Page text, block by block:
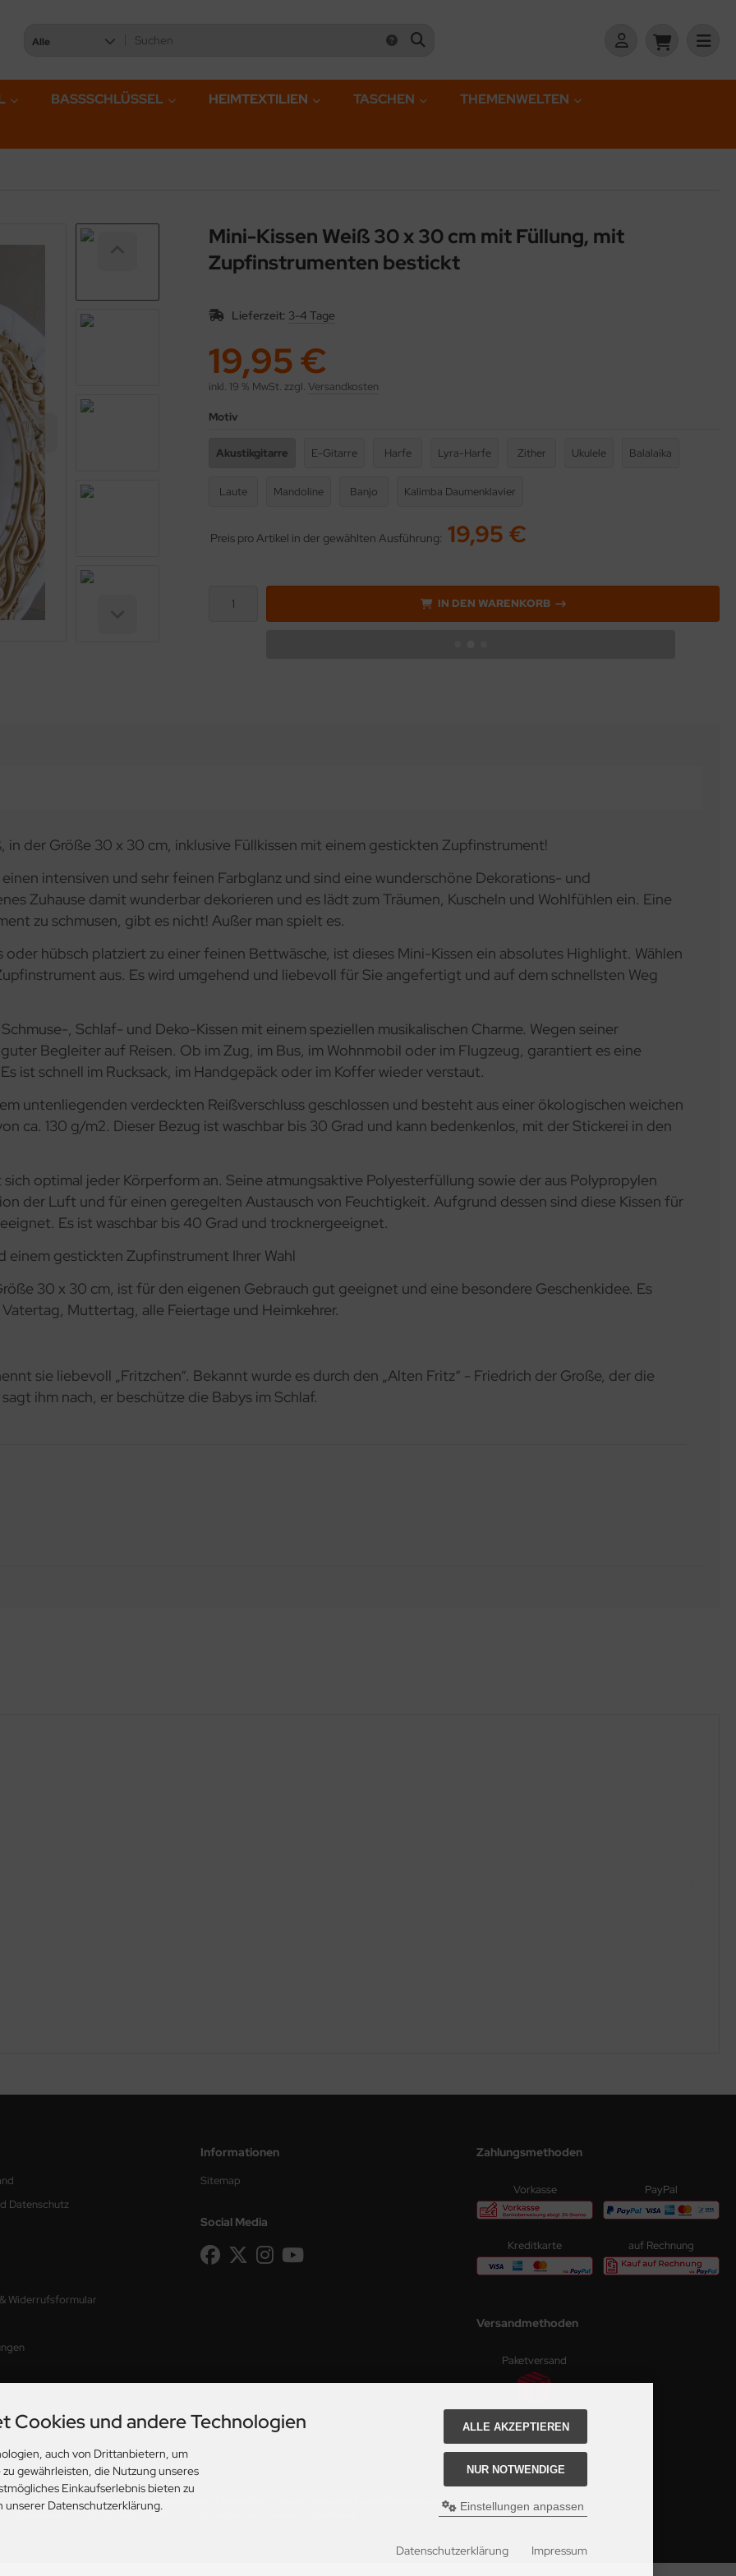
Alle
BASSSCHLÜSSEL HEIMTEXTILIEN TASCHEN
THEMENWELTEN
Mini-Kissen Weiß 30 x 30 cm mit Füllung, mit
Zupfinstrumenten bestickt
Lieferzeit: 3-4 Tage
19,95 €
inkl. 19 % MwSt. zzgl. Versandkosten
Motiv
Akustikgitarre E-Gitarre Harfe Lyra-Harfe Zither Ukulele Balalaika
Laute Mandoline Banjo Kalimba Daumenklavier
Preis pro Artikel in der gewählten Ausführung: 19,95 €
IN DEN WARENKORB
in der Größe 30 x 30 cm, inklusive Füllkissen mit einem gestickten Zupfinstrument!
intensiven und sehr feinen Farbglanz und sind eine wunderschöne Dekorations- und
Zuhause damit wunderbar dekorieren und es lädt zum Träumen, Kuscheln und Wohlfühlen ein. Eine
zu schmusen, gibt es nicht! Außer man spielt es.
hübsch platziert zu einer feinen Bettwäsche, ist dieses Mini-Kissen ein absolutes Highlight. Wählen
aus. Es wird umgehend und liebevoll für Sie angefertigt und auf dem schnellsten Weg
, Schlaf- und Deko-Kissen mit einem speziellen musikalischen Charme. Wegen seiner
Begleiter auf Reisen. Ob im Zug, im Bus, im Wohnmobil oder im Flugzeug, garantiert es eine
ist schnell im Rucksack, im Handgepäck oder im Koffer wieder verstaut.
untenliegenden verdeckten Reißverschluss geschlossen und besteht aus einer ökologischen weichen
ca. 130 g/m2. Dieser Bezug ist waschbar bis 30 Grad und kann bedenkenlos, mit der Stickerei in den
optimal jeder Körperform an. Seine atmungsaktive Polyesterfüllung sowie der aus Polypropylen
der Luft und für einen geregelten Austausch von Feuchtigkeit. Aufgrund dessen sind diese Kissen für
Es ist waschbar bis 40 Grad und trocknergeeignet.
gestickten Zupfinstrument Ihrer Wahl
30 x 30 cm, ist für den eigenen Gebrauch gut geeignet und eine besondere Geschenkidee. Es
Muttertag, alle Feiertage und Heimkehrer.
sie liebevoll „Fritzchen“. Bekannt wurde es durch den „Alten Fritz“ - Friedrich der Große, der die
ihm nach, er beschütze die Babys im Schlaf.
Datenschutz
Widerrufsformular
Informationen
Sitemap
Social Media
Zahlungsmethoden
Vorkasse PayPal
Kreditkarte auf Rechnung
Versandmethoden
Paketversand
MwSt. zzgl. Versandkosten
. Die durchgestrichenen Preise entsprechen dem bisherigen Preis bei Musikdeko4u.
Musikdeko4u © 2026 | Template © 2009-2026 by modified eCommerce Shopsoftware
Cookies und andere Technologien
auch von Drittanbietern, um
gewährleisten, die Nutzung unseres
Einkaufserlebnis bieten zu
unserer Datenschutzerklärung.
ALLE AKZEPTIEREN
NUR NOTWENDIGE
Einstellungen anpassen
Datenschutzerklärung Impressum